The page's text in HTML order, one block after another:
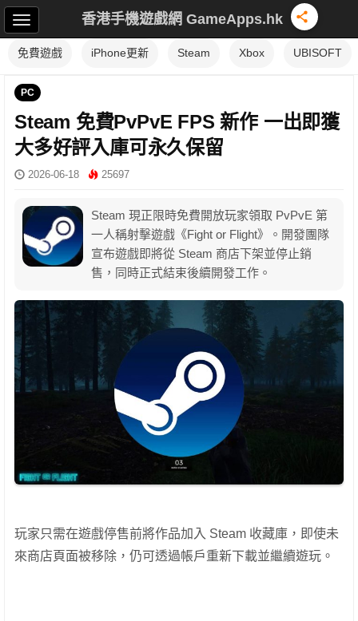
香港手機遊戲網 GameApps.hk
免費遊戲 iPhone更新 Steam Xbox UBISOFT
PC
Steam 免費PvPvE FPS 新作 一出即獲
大多好評入庫可永久保留
2026-06-18 25697
Steam 現正限時免費開放玩家領取 PvPvE 第
一人稱射擊遊戲《Fight or Flight》。開發團隊
宣布遊戲即將從 Steam 商店下架並停止銷
售，同時正式結束後續開發工作。
玩家只需在遊戲停售前將作品加入 Steam 收藏庫，即使未
來商店頁面被移除，仍可透過帳戶重新下載並繼續遊玩。